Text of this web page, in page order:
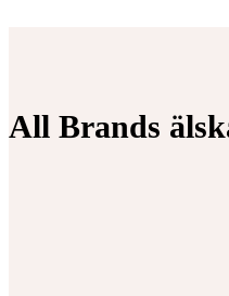
All Brands